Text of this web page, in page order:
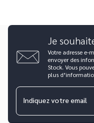
Je
Votre adresse e-
envoyer des
Stock. Vous
plus
Indiquez votre email